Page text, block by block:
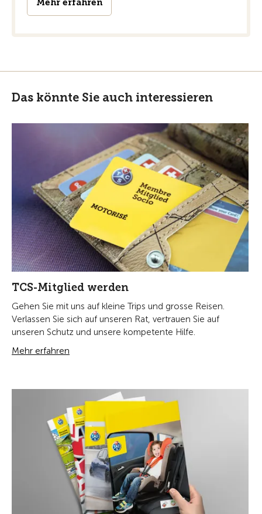
Mehr erfahren
Das könnte Sie auch interessieren
TCS-Mitglied werden
Gehen Sie mit uns auf kleine Trips und grosse Reisen.
Verlassen Sie sich auf unseren Rat, vertrauen Sie auf
unseren Schutz und unsere kompetente Hilfe.
Mehr erfahren